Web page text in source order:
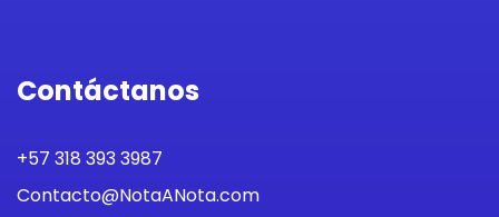
Contáctanos
+57 318 393 3987
Contacto@NotaANota.com